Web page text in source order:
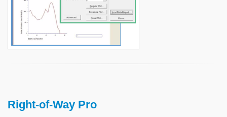
Right-of-Way Pro